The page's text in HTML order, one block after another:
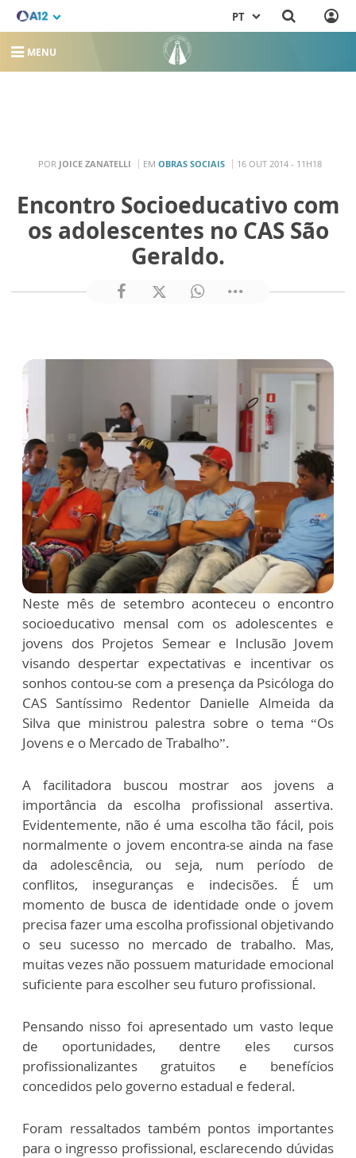
PT
MENU
POR JOICE ZANATELLI EM OBRAS SOCIAIS 16 OUT 2014 - 11H18
Encontro Socioeducativo com
os adolescentes no CAS São
Geraldo.
Neste mês de setembro aconteceu o encontro
socioeducativo mensal com os adolescentes e
jovens dos Projetos Semear e Inclusão Jovem
visando despertar expectativas e incentivar os
sonhos contou-se com a presença da Psicóloga do
CAS Santíssimo Redentor Danielle Almeida da
Silva que ministrou palestra sobre o tema “Os
Jovens e o Mercado de Trabalho”.
A facilitadora buscou mostrar aos jovens a
importância da escolha profissional assertiva.
Evidentemente, não é uma escolha tão fácil, pois
normalmente o jovem encontra-se ainda na fase
da adolescência, ou seja, num período de
conflitos, inseguranças e indecisões. É um
momento de busca de identidade onde o jovem
precisa fazer uma escolha profissional objetivando
o seu sucesso no mercado de trabalho. Mas,
muitas vezes não possuem maturidade emocional
suficiente para escolher seu futuro profissional.
Pensando nisso foi apresentado um vasto leque
de oportunidades, dentre eles cursos
profissionalizantes gratuitos e benefícios
concedidos pelo governo estadual e federal.
Foram ressaltados também pontos importantes
para o ingresso profissional, esclarecendo dúvidas